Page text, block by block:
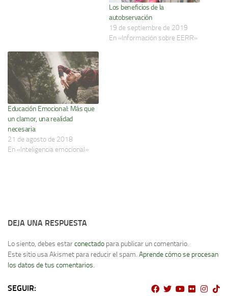
Los beneficios de la
autobservación
19 de septiembre de 2019
En «Información sobre EERR»
Educación Emocional: Más que
un clamor, una realidad
necesaria
21 de agosto de 2018
En «Inteligencia emocional»
DEJA UNA RESPUESTA
Lo siento, debes estarconectado para publicar un comentario.
Este sitio usa Akismet para reducir el spam. Aprende cómo se procesan
los datos de tus comentarios.
SEGUIR: